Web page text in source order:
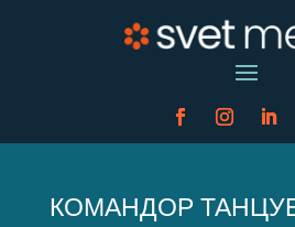
КОМАНДОР